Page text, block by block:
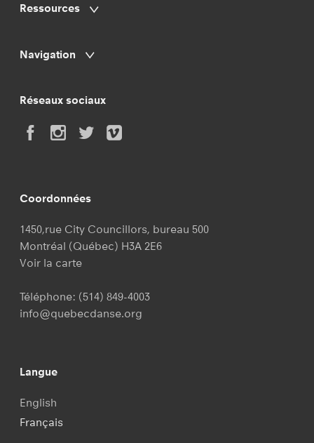
Ressources
Navigation
Réseaux sociaux
Coordonnées
1450,rue City Councillors, bureau 500
Montréal (Québec) H3A 2E6
Voir la carte
Téléphone: (514) 849-4003
info@quebecdanse.org
Langue
English
Français